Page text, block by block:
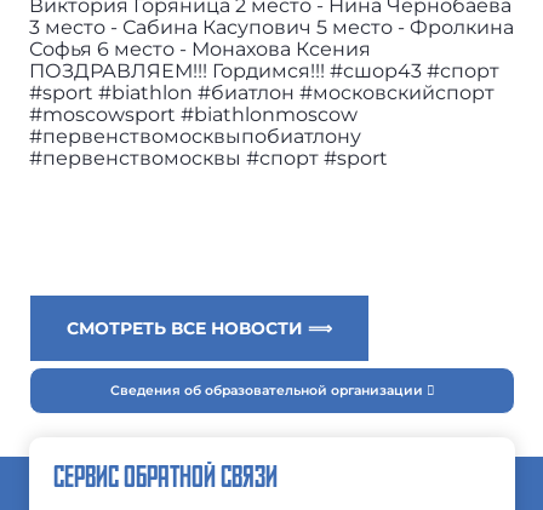
Виктория Горяница 2 место - Нина Чернобаева
3 место - Сабина Касупович 5 место - Фролкина
Софья 6 место - Монахова Ксения
ПОЗДРАВЛЯЕМ!!! Гордимся!!! #сшор43 #спорт
#sport #biathlon #биатлон #московскийспорт
#moscowsport #biathlonmoscow
#первенствомосквыпобиатлону
#первенствомосквы #спорт #sport
СМОТРЕТЬ ВСЕ НОВОСТИ ⟹
Сведения об образовательной организации
СЕРВИС ОБРАТНОЙ СВЯЗИ